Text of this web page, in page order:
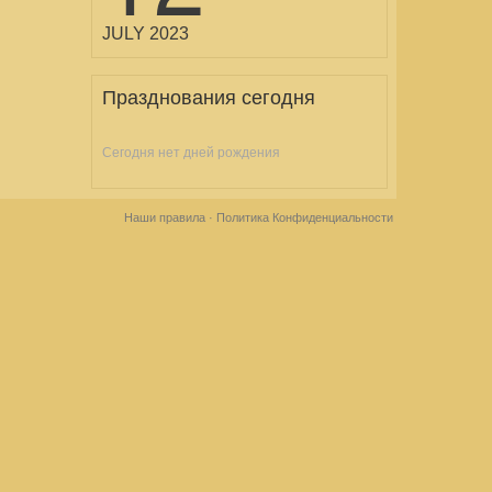
JULY 2023
Празднования сегодня
Сегодня нет дней рождения
Политика Конфиденциальности
Наши правила·